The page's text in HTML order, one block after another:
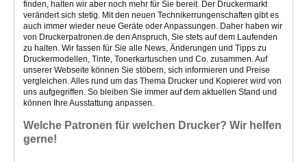
finden, halten wir aber noch mehr für Sie bereit. Der Druckermarkt
verändert sich stetig. Mit den neuen Technikerrungenschaften gibt es
auch immer wieder neue Geräte oder Anpassungen. Daher haben wir
von Druckerpatronen.de den Anspruch, Sie stets auf dem Laufenden
zu halten. Wir fassen für Sie alle News, Änderungen und Tipps zu
Druckermodellen, Tinte, Tonerkartuschen und Co. zusammen. Auf
unserer Webseite können Sie stöbern, sich informieren und Preise
vergleichen. Alles rund um das Thema Drucker und Kopierer wird von
uns aufgegriffen. So bleiben Sie immer auf dem aktuellen Stand und
können Ihre Ausstattung anpassen.
Welche Patronen für welchen Drucker? Wir helfen
gerne!